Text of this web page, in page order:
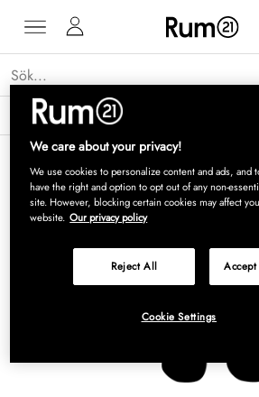
Få 15 % rabatt på Grythyttan Stålmöbler* →
We care about your privacy!
We use cookies to personalize content and ads, and
have the right and option to opt out of any non-
site. However, blocking certain cookies may affect
website. Our privacy policy
Reject All
Cookie Settings